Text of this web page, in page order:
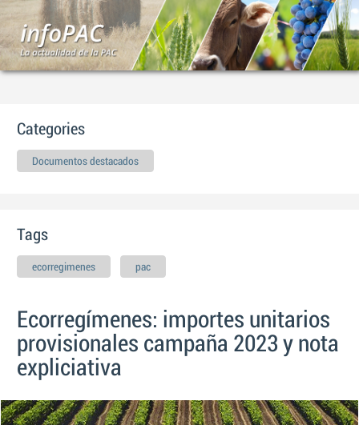
Ecorregímenes: importes unitarios
provisionales campaña 2023 y nota
expliciativa
Categories
Documentos destacados
Tags
ecorregimenes pac